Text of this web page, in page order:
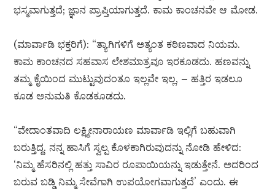
ಭಸ್ಮವಾಗುತ್ತದೆ; ಜ್ಞಾನ ಪ್ರಾಪ್ತಿಯಾಗುತ್ತದೆ. ಕಾಮ ಕಾಂಚನವೇ ಆ ಮೋಡ.
(ಮಾರ್ವಾಡಿ ಭಕ್ತರಿಗೆ): “ತ್ಯಾಗಿಗಳಿಗೆ ಅತ್ಯಂತ ಕಠಿಣವಾದ ನಿಯಮ.
ಕಾಮ ಕಾಂಚನದ ಸಹವಾಸ ಲೇಶಮಾತ್ರವೂ ಇರಕೂಡದು. ಹಣವನ್ನು
ತಮ್ಮ ಕೈಯಿಂದ ಮುಟ್ಟುವುದಂತೂ ಇಲ್ಲವೇ ಇಲ್ಲ, – ಹತ್ತಿರ ಇಡಲೂ
ಕೂಡ ಅನುಮತಿ ಕೊಡಕೂಡದು.
“ವೇದಾಂತವಾದಿ ಲಕ್ಷ್ಮೀನಾರಾಯಣ ಮಾರ್ವಾಡಿ ಇಲ್ಲಿಗೆ ಬಹುವಾಗಿ
ಬರುತ್ತಿದ್ದ. ನನ್ನ ಹಾಸಿಗೆ ಸ್ವಲ್ಪ ಕೊಳಕಾಗಿರುವುದನ್ನು ನೋಡಿ ಹೇಳಿದ:
‘ನಿಮ್ಮ ಹೆಸರಿನಲ್ಲಿ ಹತ್ತು ಸಾವಿರ ರೂಪಾಯಿಯನ್ನು ಇಡುತ್ತೇನೆ. ಅದರಿಂದ
ಬರುವ ಬಡ್ಡಿ ನಿಮ್ಮ ಸೇವೆಗಾಗಿ ಉಪಯೋಗವಾಗುತ್ತದೆ’ ಎಂದು. ಈ